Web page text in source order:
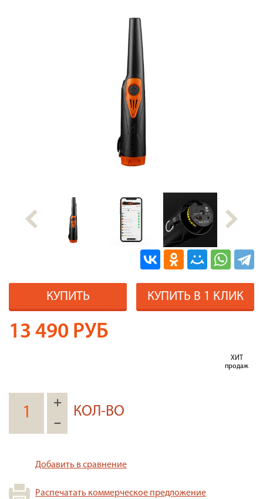
КУПИТЬ КУПИТЬ В 1 КЛИК
13 490 РУБ
ХИТ
продаж
+
–
КОЛ-ВО
Добавить в сравнение
Распечатать коммерческое предложение